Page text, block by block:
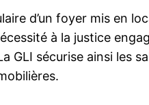
d’un foyer mis en
à la justice
GLI sécurise ainsi les